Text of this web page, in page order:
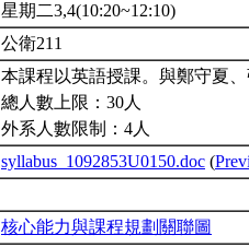
星期二3,4(10:20~12:10)
公衛211
本課程以英語授課。與鄭守夏
總人數上限：30人
外系人數限制：4人
syllabus_1092853U0150.doc (
核心能力與課程規劃關聯圖